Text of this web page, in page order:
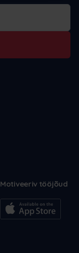
Motiveeriv tööjõud